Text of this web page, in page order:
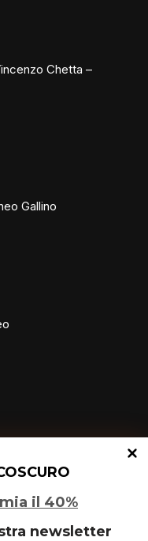
il 40%
newsletter
Chetta –
Gallino